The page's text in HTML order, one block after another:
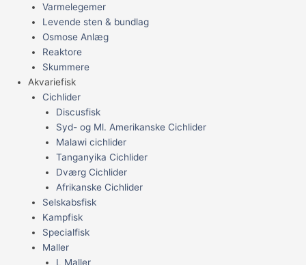
Varmelegemer
Levende sten & bundlag
Osmose Anlæg
Reaktore
Skummere
Akvariefisk
Cichlider
Discusfisk
Syd- og Ml. Amerikanske Cichlider
Malawi cichlider
Tanganyika Cichlider
Dværg Cichlider
Afrikanske Cichlider
Selskabsfisk
Kampfisk
Specialfisk
Maller
L Maller